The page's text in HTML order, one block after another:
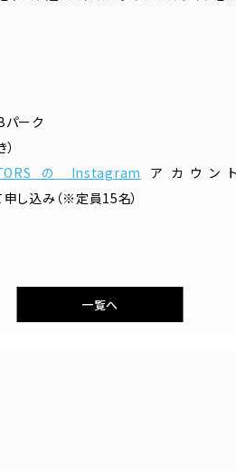
ーク
の Instagram アカウン
込み（※定員15名）
一覧へ